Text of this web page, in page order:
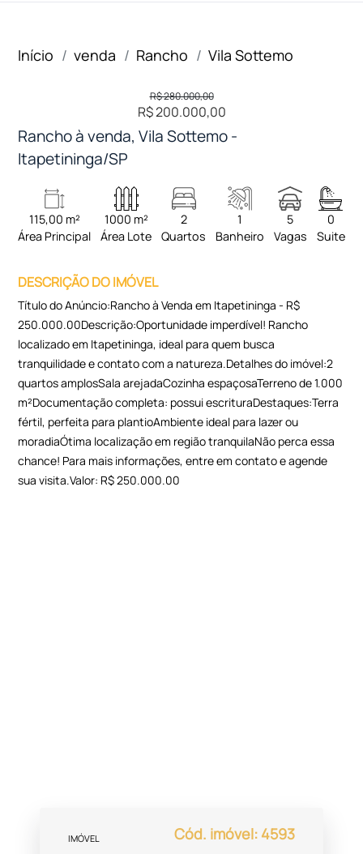
Início venda Rancho Vila Sottemo
R$ 280.000,00
R$ 200.000,00
Rancho à venda, Vila Sottemo -
Itapetininga/SP
115,00 m²
Área Principal
1000 m²
Área Lote
2
Quartos
1
Banheiro
5
Vagas
0
Suite
DESCRIÇÃO DO IMÓVEL
Título do Anúncio:Rancho à Venda em Itapetininga - R$
250.000.00Descrição:Oportunidade imperdível! Rancho
localizado em Itapetininga, ideal para quem busca
tranquilidade e contato com a natureza.Detalhes do imóvel:2
quartos amplosSala arejadaCozinha espaçosaTerreno de 1.000
m²Documentação completa: possui escrituraDestaques:Terra
fértil, perfeita para plantioAmbiente ideal para lazer ou
moradiaÓtima localização em região tranquilaNão perca essa
chance! Para mais informações, entre em contato e agende
sua visita.Valor: R$ 250.000.00
IMÓVEL Cód. imóvel: 4593